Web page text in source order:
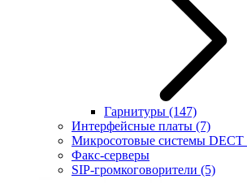
Гарнитуры (147)
Интерфейсные платы (7)
Микросотовые системы DECT
Факс-серверы
SIP-громкоговорители (5)